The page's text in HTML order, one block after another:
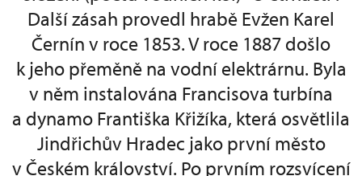
Další zásah provedl hrabě Evžen Karel
Černín v roce 1853. V roce 1887 došlo
k jeho přeměně na vodní elektrárnu. Byla
v něm instalována Francisova turbína
a dynamo Františka Křižíka, která osvětlila
Jindřichův Hradec jako první město
v Českém království. Po prvním rozsvícení